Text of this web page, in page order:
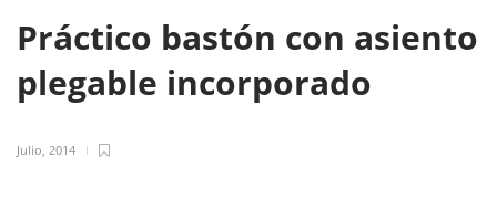
Práctico bastón con asiento
plegable incorporado
Julio, 2014